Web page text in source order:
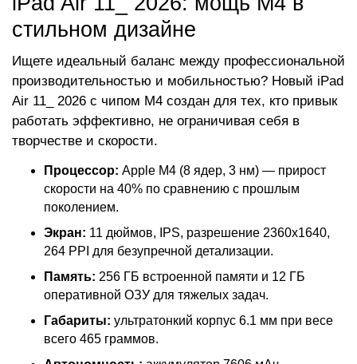
стильном дизайне
Ищете идеальный баланс между профессиональной
производительностью и мобильностью? Новый iPad
Air 11_ 2026 с чипом M4 создан для тех, кто привык
работать эффективно, не ограничивая себя в
творчестве и скорости.
Процессор: Apple M4 (8 ядер, 3 нм) — прирост
скорости на 40% по сравнению с прошлым
поколением.
Экран: 11 дюймов, IPS, разрешение 2360x1640,
264 PPI для безупречной детализации.
Память: 256 ГБ встроенной памяти и 12 ГБ
оперативной ОЗУ для тяжелых задач.
Габариты: ультратонкий корпус 6.1 мм при весе
всего 465 граммов.